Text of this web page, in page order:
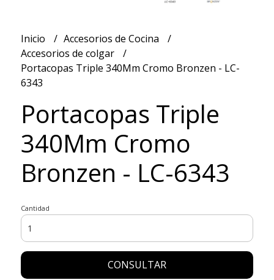
Inicio
Accesorios de Cocina
Accesorios de colgar
Portacopas Triple 340Mm Cromo Bronzen - LC-
6343
Portacopas Triple
340Mm Cromo
Bronzen - LC-6343
Cantidad
CONSULTAR